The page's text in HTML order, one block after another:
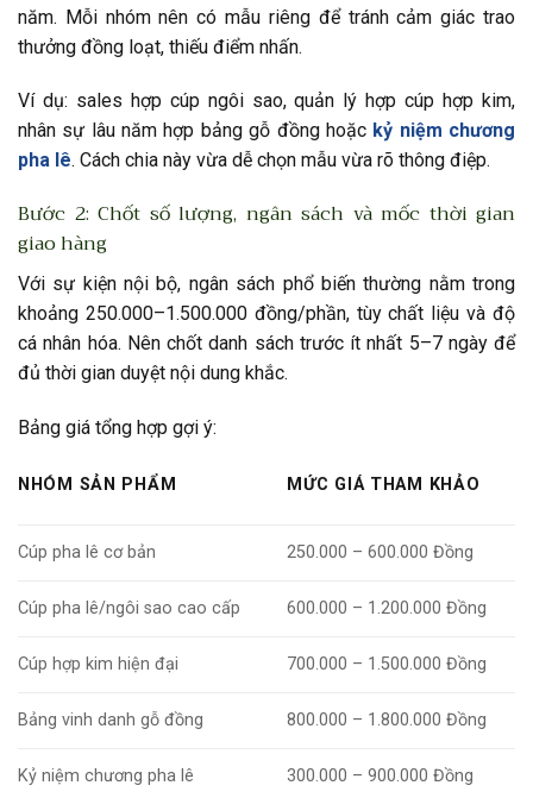
năm. Mỗi nhóm nên có mẫu riêng để tránh cảm giác trao
thưởng đồng loạt, thiếu điểm nhấn.
Ví dụ: sales hợp cúp ngôi sao, quản lý hợp cúp hợp kim,
nhân sự lâu năm hợp bảng gỗ đồng hoặc kỷ niệm chương
pha lê. Cách chia này vừa dễ chọn mẫu vừa rõ thông điệp.
Bước 2: Chốt số lượng, ngân sách và mốc thời gian
giao hàng
Với sự kiện nội bộ, ngân sách phổ biến thường nằm trong
khoảng 250.000–1.500.000 đồng/phần, tùy chất liệu và độ
cá nhân hóa. Nên chốt danh sách trước ít nhất 5–7 ngày để
đủ thời gian duyệt nội dung khắc.
Bảng giá tổng hợp gợi ý:
NHÓM SẢN PHẨM MỨC GIÁ THAM KHẢO
Cúp pha lê cơ bản 250.000 – 600.000 Đồng
Cúp pha lê/ngôi sao cao cấp 600.000 – 1.200.000 Đồng
Cúp hợp kim hiện đại 700.000 – 1.500.000 Đồng
Bảng vinh danh gỗ đồng 800.000 – 1.800.000 Đồng
Kỷ niệm chương pha lê 300.000 – 900.000 Đồng